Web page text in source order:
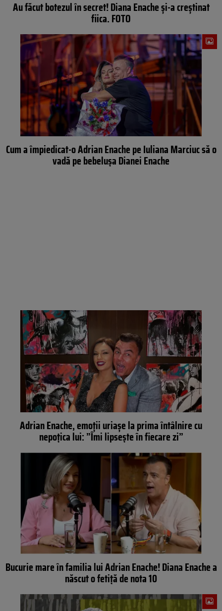
Au făcut botezul în secret! Diana Enache și-a creștinat
fiica. FOTO
Cum a împiedicat-o Adrian Enache pe Iuliana Marciuc să o
vadă pe bebelușa Dianei Enache
Adrian Enache, emoții uriașe la prima întâlnire cu
nepoțica lui: ”Îmi lipsește în fiecare zi”
Bucurie mare în familia lui Adrian Enache! Diana Enache a
născut o fetiță de nota 10